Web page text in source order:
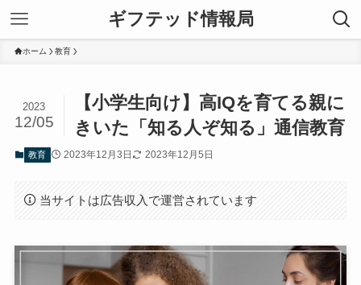
ギフテッド情報局
ホーム 教育
【小学生向け】高IQを育てる親に
きいた「知る人ぞ知る」通信教育
2023
12/05
教育 2023年12月3日 2023年12月5日
当サイトは広告収入で運営されています